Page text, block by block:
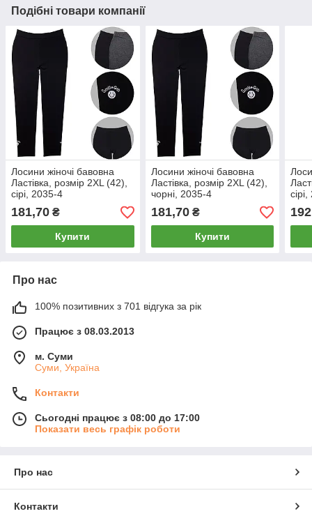
Подібні товари компанії
Лосини жіночі бавовна
Ластівка, розмір 2XL (42),
сірі, 2035-4
181,70 ₴
Купити
Лосини жіночі бавовна
Ластівка, розмір 2XL (42),
чорні, 2035-4
181,70₴
Купити
Про нас
100% позитивних з 701 відгука за рік
Працює з 08.03.2013
м. Суми
Суми, Україна
Контакти
Сьогодні працює з 08:00 до 17:00
Показати весь графік роботи
Про нас
Контакти